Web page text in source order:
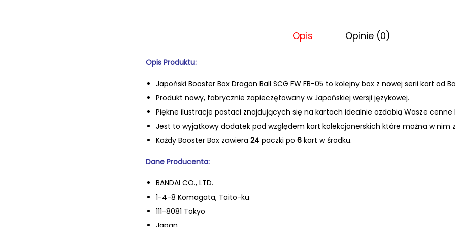
Opis Opinie (0)
Opis Produktu:
Japoński Booster Box Dragon Ball SCG FW FB-05 to kolejny box z nowej serii kart od
Produkt nowy, fabrycznie zapieczętowany w Japońskiej wersji językowej.
Piękne ilustracje postaci znajdujących się na kartach idealnie ozdobią Wasze cenne
Jest to wyjątkowy dodatek pod względem kart kolekcjonerskich które można w nim
Każdy Booster Box zawiera 24 paczki po 6 kart w środku.
Dane Producenta:
BANDAI CO., LTD.
1-4-8 Komagata, Taito-ku
111-8081 Tokyo